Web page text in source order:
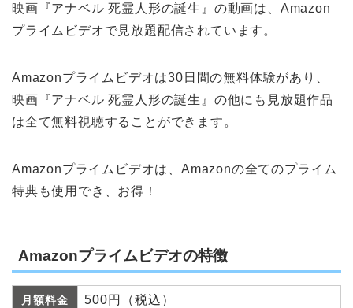
映画『アナベル 死霊人形の誕生』の動画は、Amazon
プライムビデオで見放題配信されています。
Amazonプライムビデオは30日間の無料体験があり、
映画『アナベル 死霊人形の誕生』の他にも見放題作品
は全て無料視聴することができます。
Amazonプライムビデオは、Amazonの全てのプライム
特典も使用でき、お得！
Amazonプライムビデオの特徴
月額料金 500円（税込）